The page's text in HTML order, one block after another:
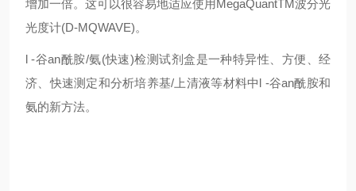
增加一倍。这可以很容易地适应使用MegaQuantTM波分光
光度计(D-MQWAVE)。
l -谷an酰胺/氨(快速)检测试剂盒是一种特异性、方便、经
济、快速测定和分析培养基/上清液等材料中l -谷an酰胺和
氨的新方法。